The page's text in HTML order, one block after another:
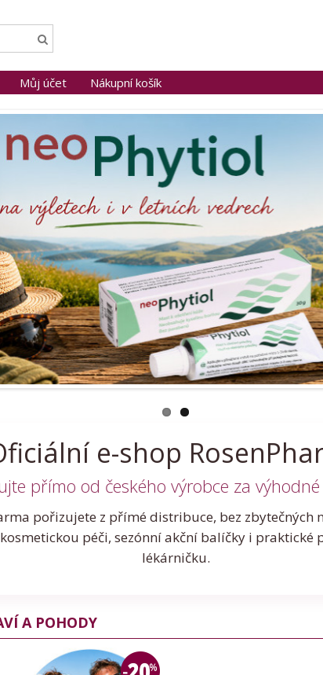
Můj účet Nákupní košík
e-shop
přímo od českého výrobce za
pořizujete z přímé distribuce, bez zbytečných
péči, sezónní akční balíčky i
lékárničku.
A POHODY